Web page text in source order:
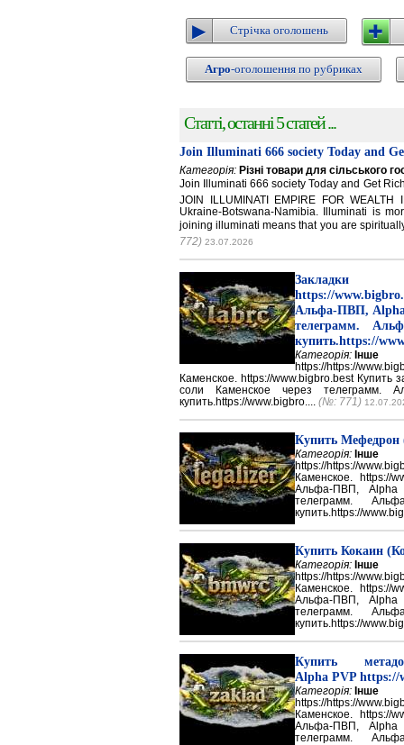
Стрічка оголошень
Агро-оголошення по рубриках
Статті, останні 5 статей ...
Join Illuminati 666 society Today and
Категорія: Різні товари для сільського
Join Illuminati 666 society Today and Get
JOIN ILLUMINATI EMPIRE FOR WEALTH
Ukraine-Botswana-Namibia. Illuminati is
joining illuminati means that you are
772) 23.07.2026
Закладки
https://
Альфа-ПВП, Alpha
телеграмм.
купить.https://
Категорія: Інше
https://https://
Каменское. https://www.bigbro.best Купить
соли Каменское через телеграмм.
купить.https://www.bigbro.... (№: 771)
Купить
Категорія: Інше
https://https://
Каменское. https://
Альфа-ПВП, Alpha
телеграмм.
купить.https://
Купить Кокаин
Категорія: Інше
https://https://
Каменское. https://
Альфа-ПВП, Alpha
телеграмм.
купить.https://
Купить
Alpha PVP https://
Категорія: Інше
https://https://
Каменское. https://
Альфа-ПВП, Alpha
телеграмм.